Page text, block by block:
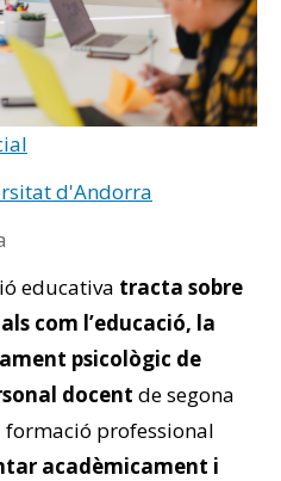
d'Andorra
educativa tracta sobre
com l’educació, la
psicològic de
docent de segona
professional
acadèmicament i